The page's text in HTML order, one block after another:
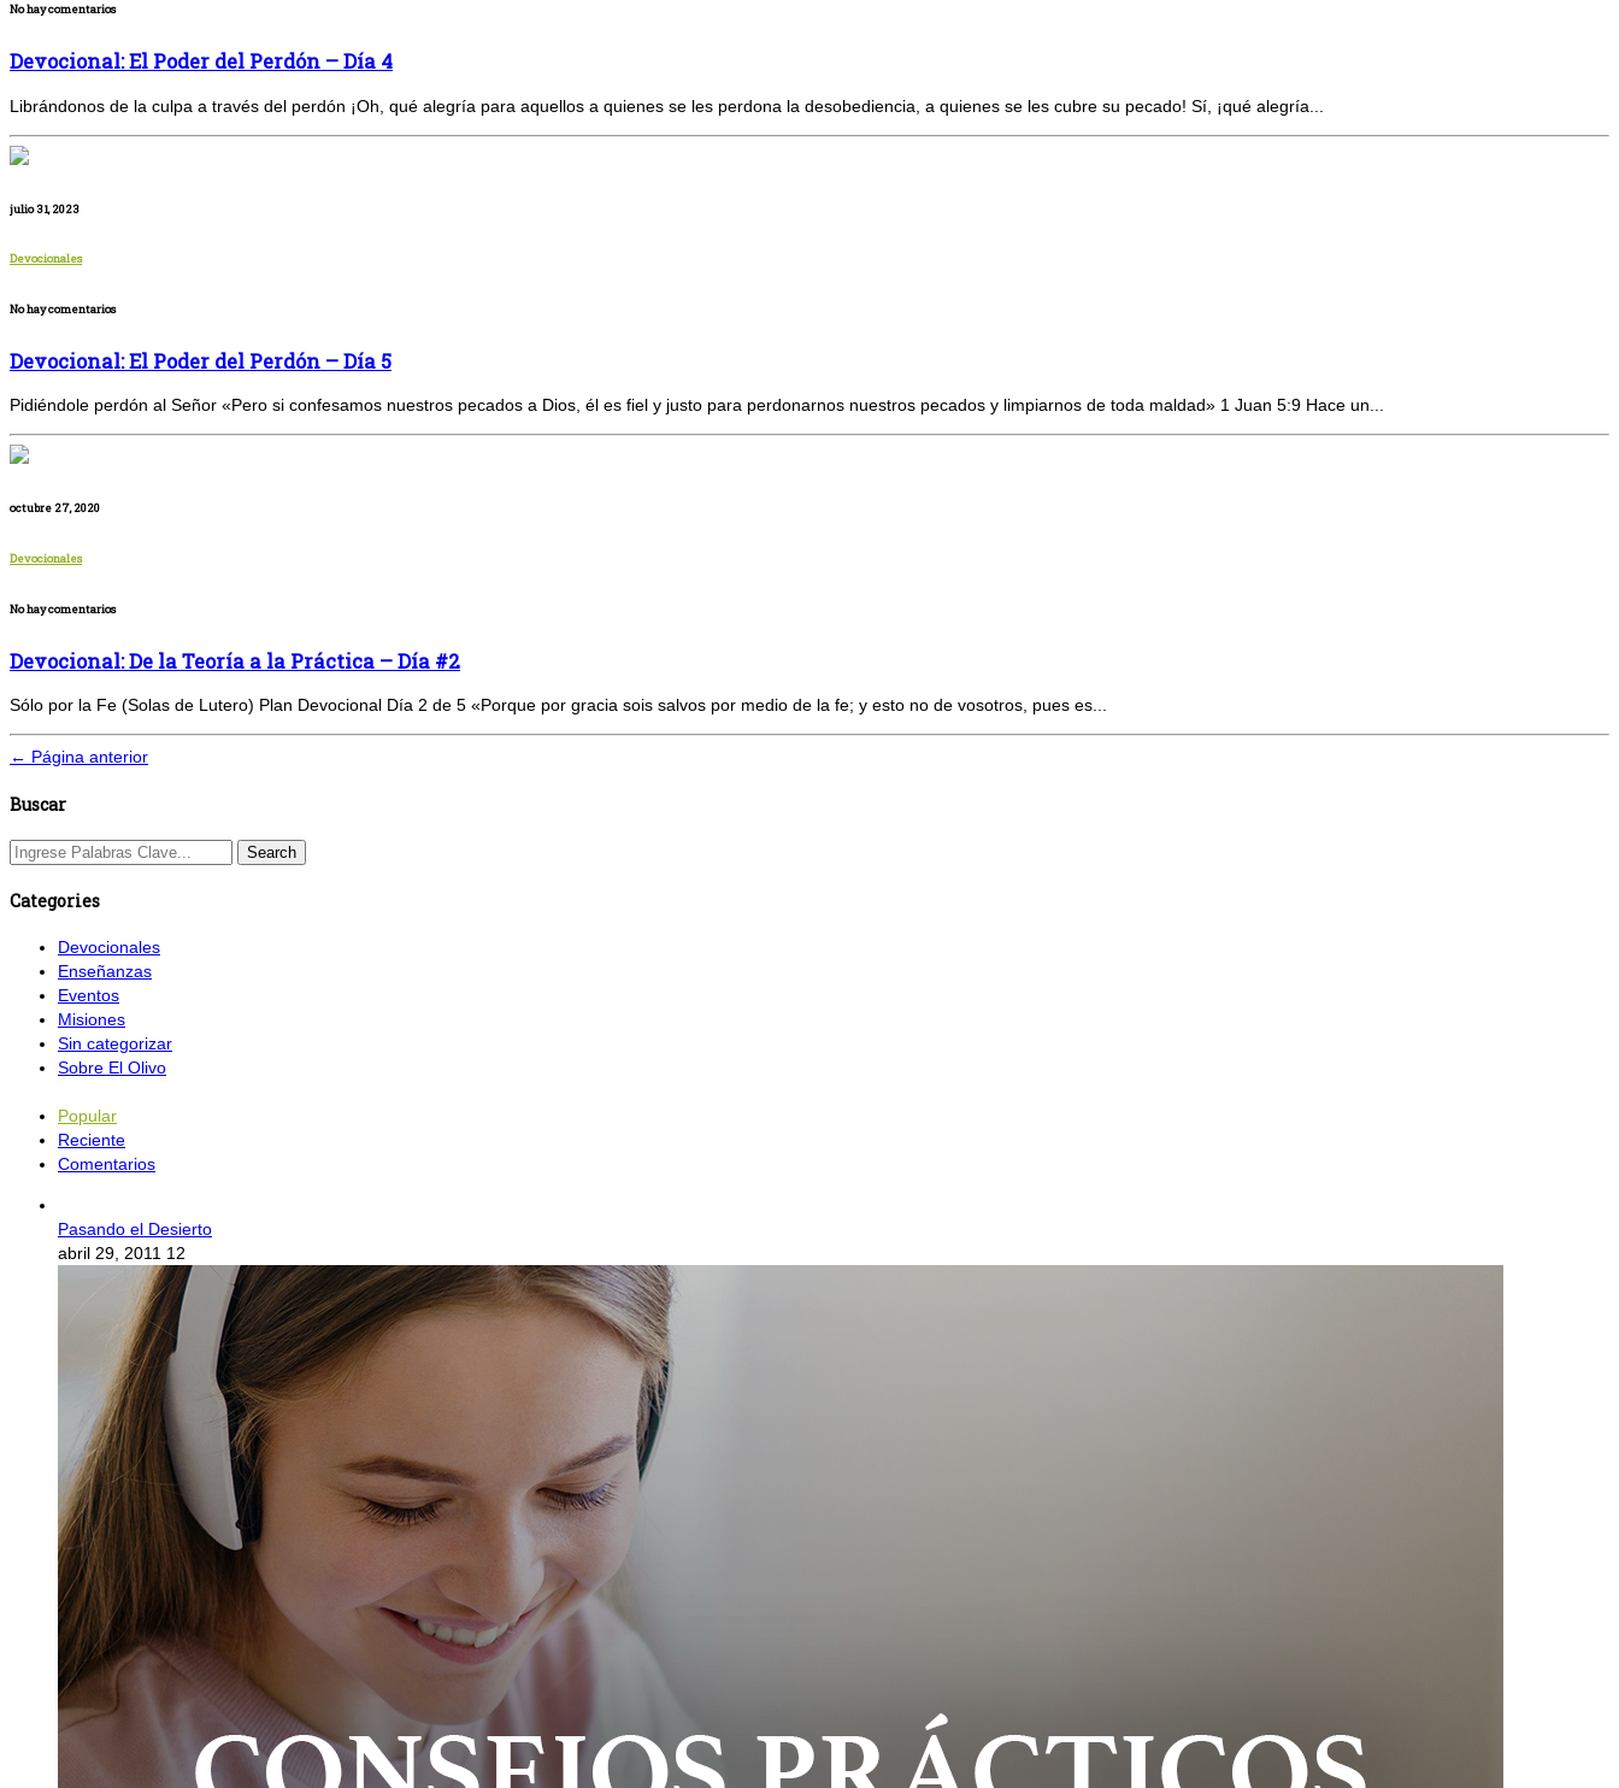
No hay comentarios
Devocional: El Poder del Perdón – Día 4
Librándonos de la culpa a través del perdón ¡Oh, qué alegría para aquellos a quienes se les perdona la desobediencia, a quienes se les cubre su pecado! Sí, ¡qué alegría...
julio 31, 2023
Devocionales
No hay comentarios
Devocional: El Poder del Perdón – Día 5
Pidiéndole perdón al Señor «Pero si confesamos nuestros pecados a Dios, él es fiel y justo para perdonarnos nuestros pecados y limpiarnos de toda maldad» 1 Juan 5:9 Hace un...
octubre 27, 2020
Devocionales
No hay comentarios
Devocional: De la Teoría a la Práctica – Día #2
Sólo por la Fe (Solas de Lutero) Plan Devocional Día 2 de 5 «Porque por gracia sois salvos por medio de la fe; y esto no de vosotros, pues es...
← Página anterior
Buscar
Categories
Devocionales
Enseñanzas
Eventos
Misiones
Sin categorizar
Sobre El Olivo
Popular
Reciente
Comentarios
Pasando el Desierto
abril 29, 2011 12